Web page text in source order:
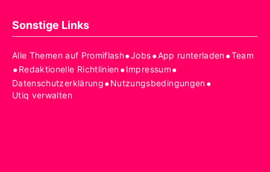
Sonstige Links
Alle Themen auf Promiflash•Jobs•App runterladen•Team
•Redaktionelle Richtlinien•Impressum•
Datenschutzerklärung•Nutzungsbedingungen•
Utiq verwalten